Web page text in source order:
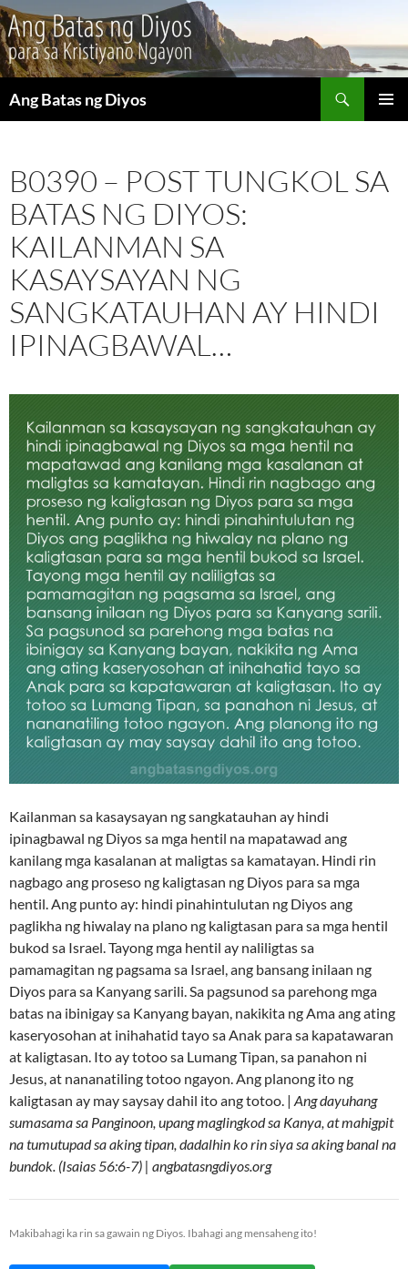
Ang Batas ng Diyos
B0390 – POST TUNGKOL SA
BATAS NG DIYOS:
KAILANMAN SA
KASAYSAYAN NG
SANGKATAUHAN AY HINDI
IPINAGBAWAL…
Kailanman sa kasaysayan ng sangkatauhan ay hindi
ipinagbawal ng Diyos sa mga hentil na mapatawad ang
kanilang mga kasalanan at maligtas sa kamatayan. Hindi rin
nagbago ang proseso ng kaligtasan ng Diyos para sa mga
hentil. Ang punto ay: hindi pinahintulutan ng Diyos ang
paglikha ng hiwalay na plano ng kaligtasan para sa mga hentil
bukod sa Israel. Tayong mga hentil ay naliligtas sa
pamamagitan ng pagsama sa Israel, ang bansang inilaan ng
Diyos para sa Kanyang sarili. Sa pagsunod sa parehong mga
batas na ibinigay sa Kanyang bayan, nakikita ng Ama ang ating
kaseryosohan at inihahatid tayo sa Anak para sa kapatawaran
at kaligtasan. Ito ay totoo sa Lumang Tipan, sa panahon ni
Jesus, at nananatiling totoo ngayon. Ang planong ito ng
kaligtasan ay may saysay dahil ito ang totoo. | Ang dayuhang
sumasama sa Panginoon, upang maglingkod sa Kanya, at mahigpit
na tumutupad sa aking tipan, dadalhin ko rin siya sa aking banal na
bundok. (Isaias 56:6-7) | angbatasngdiyos.org
Makibahagi ka rin sa gawain ng Diyos. Ibahagi ang mensaheng ito!